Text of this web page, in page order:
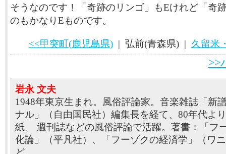
そうなのです！「奇跡のリンゴ」もEけれど「奇
のもかなりEものです。
<<甲突町(鹿児島県)| 弘前(青森県) | 久留米
>>
岩永 文夫
1948年東京生まれ。風俗評論家。音楽雑誌「新
ナル」（自由国民社）編集長を経て、80年代よ
紙、 週刊誌などの風俗評論で活躍。著書：「フ
化論」（平凡社）、「フーゾクの経済学」（ワ